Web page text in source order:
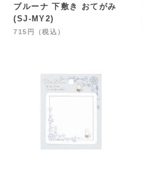
ブルーナ 下敷き おてがみ
(SJ-MY2)
715円（税込）